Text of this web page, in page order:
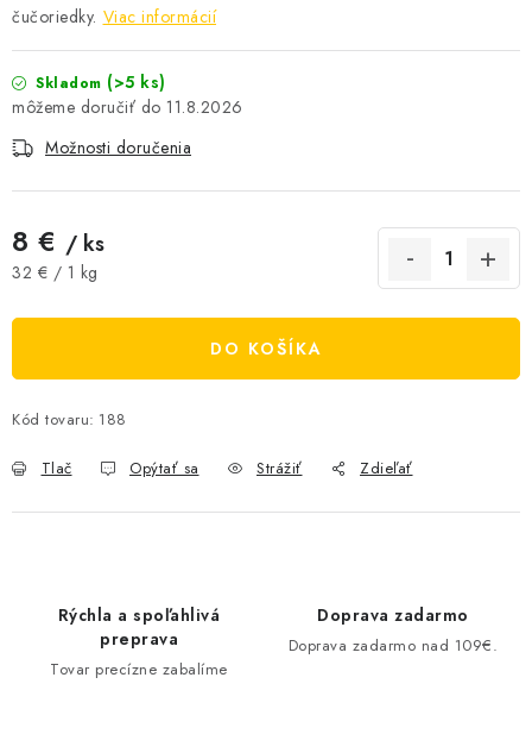
LITERATÚRA - KNIHY
AKCIE A ZĽAVY
NOVINKY
VÝŽIVOVÉ DOPLNKY
Náš príbeh Články
Kontakty
Doprava a platba
Najčastejšie otázky FAQ
Fotogaléria
Ochrana osobných údajov
čučoriedky. Viac informácií
Skladom (>5 ks)
11.8.2026
Možnosti doručenia
8 € / ks
Jednotková cena:
32 € / 1 kg
DO KOŠÍKA
Kód tovaru: 188
Tlač Opýtať sa Strážiť Zdieľať
Rýchla a spoľahlivá
preprava
Tovar precízne zabalíme
Doprava zadarmo
Doprava zadarmo nad 109€.